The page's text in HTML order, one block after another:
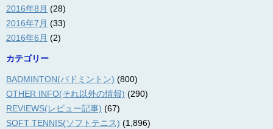
2016年8月 (28)
2016年7月 (33)
2016年6月 (2)
カテゴリー
BADMINTON(バドミントン) (800)
OTHER INFO(それ以外の情報) (290)
REVIEWS(レビュー記事) (67)
SOFT TENNIS(ソフトテニス) (1,896)